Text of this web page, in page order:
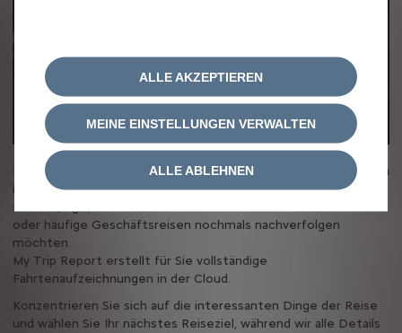
Bleiben Sie immer über den Kraftstoff- oder Batterieverbrauch
informiert und überprüfen Sie alle von Ihnen zurückgelegten
oder häufige Geschäftsreisen nochmals nachverfolgen
möchten.
My Trip Report​ erstellt für Sie vollständige
Fahrtenaufzeichnungen in der Cloud.
Konzentrieren Sie sich auf die interessanten Dinge der Reise
und wählen Sie Ihr nächstes Reiseziel, während wir alle Details
MEINE EINSTELLUNGEN VERWALTEN
ALLE AKZEPTIEREN
ALLE ABLEHNEN